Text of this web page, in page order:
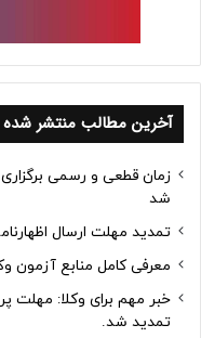
آخرین مطالب منتشر شده
شد
تمدید مهلت ارسال
معرفی کامل منابع آزمون وکالت 1405 کانون‌های وکلای
تمدید شد.